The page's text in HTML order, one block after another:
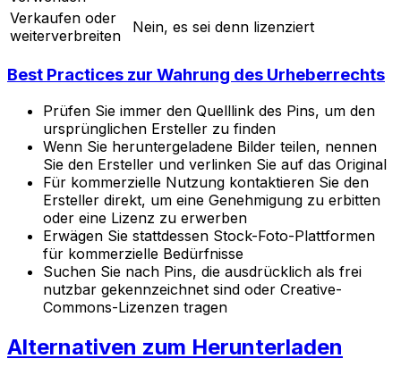
Verkaufen oder
weiterverbreiten
Nein, es sei denn lizenziert
Best Practices zur Wahrung des Urheberrechts
Prüfen Sie immer den Quelllink des Pins, um den
ursprünglichen Ersteller zu finden
Wenn Sie heruntergeladene Bilder teilen, nennen
Sie den Ersteller und verlinken Sie auf das Original
Für kommerzielle Nutzung kontaktieren Sie den
Ersteller direkt, um eine Genehmigung zu erbitten
oder eine Lizenz zu erwerben
Erwägen Sie stattdessen Stock-Foto-Plattformen
für kommerzielle Bedürfnisse
Suchen Sie nach Pins, die ausdrücklich als frei
nutzbar gekennzeichnet sind oder Creative-
Commons-Lizenzen tragen
Alternativen zum Herunterladen